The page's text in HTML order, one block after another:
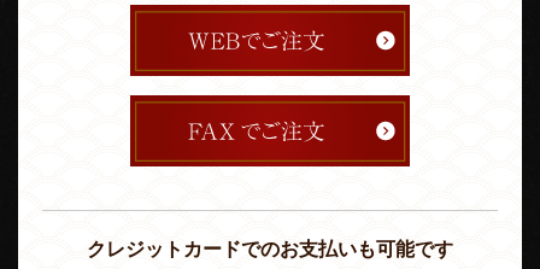
クレジットカードでのお支払いも可能です